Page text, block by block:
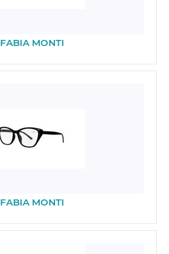
FABIA MONTI
FABIA MONTI